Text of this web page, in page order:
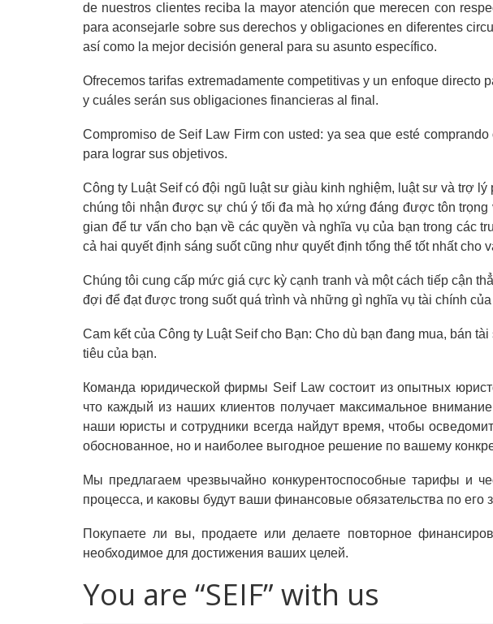
de nuestros clientes reciba la mayor atención que merecen con
para aconsejarle sobre sus derechos y obligaciones en diferentes
así como la mejor decisión general para su asunto específico.
Ofrecemos tarifas extremadamente competitivas y un enfoque
y cuáles serán sus obligaciones financieras al final.
Compromiso de Seif Law Firm con usted: ya sea que esté
para lograr sus objetivos.
Công ty Luật Seif có đội ngũ luật sư giàu kinh nghiệm, luật sư và trợ
chúng tôi nhận được sự chú ý tối đa mà họ xứng đáng được tôn
gian để tư vấn cho bạn về các quyền và nghĩa vụ của bạn trong các
cả hai quyết định sáng suốt cũng như quyết định tổng thể tốt nhất cho
Chúng tôi cung cấp mức giá cực kỳ cạnh tranh và một cách tiếp cận
đợi để đạt được trong suốt quá trình và những gì nghĩa vụ tài chính
Cam kết của Công ty Luật Seif cho Bạn: Cho dù bạn đang mua, bán
tiêu của bạn.
Команда юридической фирмы Seif Law состоит из опытных
что каждый из наших клиентов получает максимальное
наши юристы и сотрудники всегда найдут время, чтобы
обоснованное, но и наиболее выгодное решение по вашему
Мы предлагаем чрезвычайно конкурентоспособные тарифы и
процесса, и каковы будут ваши финансовые обязательства по его
Покупаете ли вы, продаете или делаете повторное
необходимое для достижения ваших целей.
You are “SEIF” with us